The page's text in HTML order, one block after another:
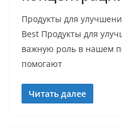
Продукты для
Best Продукты для
важную роль в нашем
помогают
Читать далее